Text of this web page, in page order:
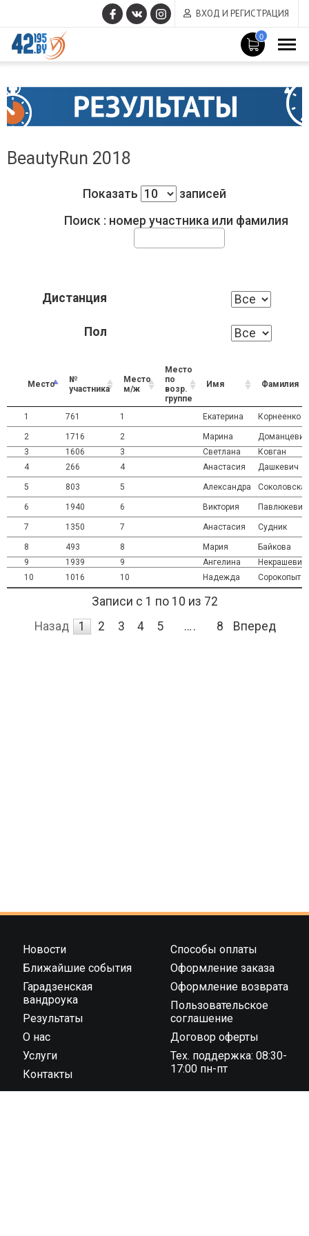
ВХОД И РЕГИСТРАЦИЯ
0
MAIN
CONTENT
17
2015
BeautyRun 2018
Показать
записей
Поиск : номер участника или фамилия
Дистанция
Пол
Место
№
участника
Место
м/ж
Место
по
возр.
группе
Имя Фамилия
1 761 1 Екатерина Корнеенко
2 1716 2 Марина
Доманцевич
3
1606 3 Светлана
Ковган
4
266 4 Анастасия Дашкевич
5 803 5 Александра
6 1940 6 Виктория Павлюкевич
7 1350 7 Анастасия Судник
8 493 8 Мария
Байкова
9
1939 9 Ангелина
Некрашевич
10
1016 10 Надежда Сорокопыт
Записи с 1 по 10 из 72
Назад
1 2 3 4 5 … 8 Вперед
Новости
Ближайшие события
Гарадзенская
вандроука
Результаты
О нас
Услуги
Контакты
Способы оплаты
Оформление заказа
Оформление возврата
Пользовательское
соглашение
Договор оферты
Тех. поддержка: 08:30-
17:00 пн-пт